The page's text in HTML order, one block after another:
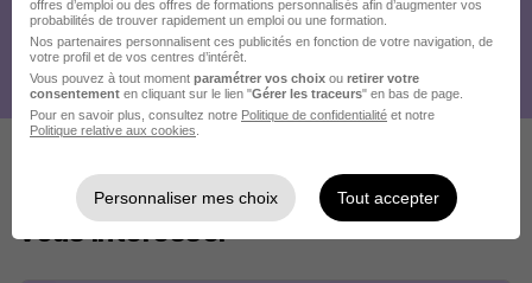
Ces offres pourraient aussi
vous intéresser
offres d’emploi ou des offres de formations personnalisés afin d’augmenter vos
probabilités de trouver rapidement un emploi ou une formation.
Nos partenaires personnalisent ces publicités en fonction de votre navigation, de
votre profil et de vos centres d’intérêt.
Vous pouvez à tout moment paramétrer vos choix ou retirer votre
consentement en cliquant sur le lien "Gérer les traceurs" en bas de page.
Pour en savoir plus, consultez notre Politique de confidentialité et notre
Politique relative aux cookies
Personnaliser mes choix Tout accepter